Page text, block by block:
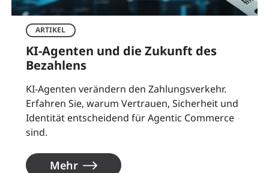
ARTIKEL
KI-Agenten und die Zukunft des
Bezahlens
KI-Agenten verändern den Zahlungsverkehr.
Erfahren Sie, warum Vertrauen, Sicherheit und
Identität entscheidend für Agentic Commerce
sind.
Mehr